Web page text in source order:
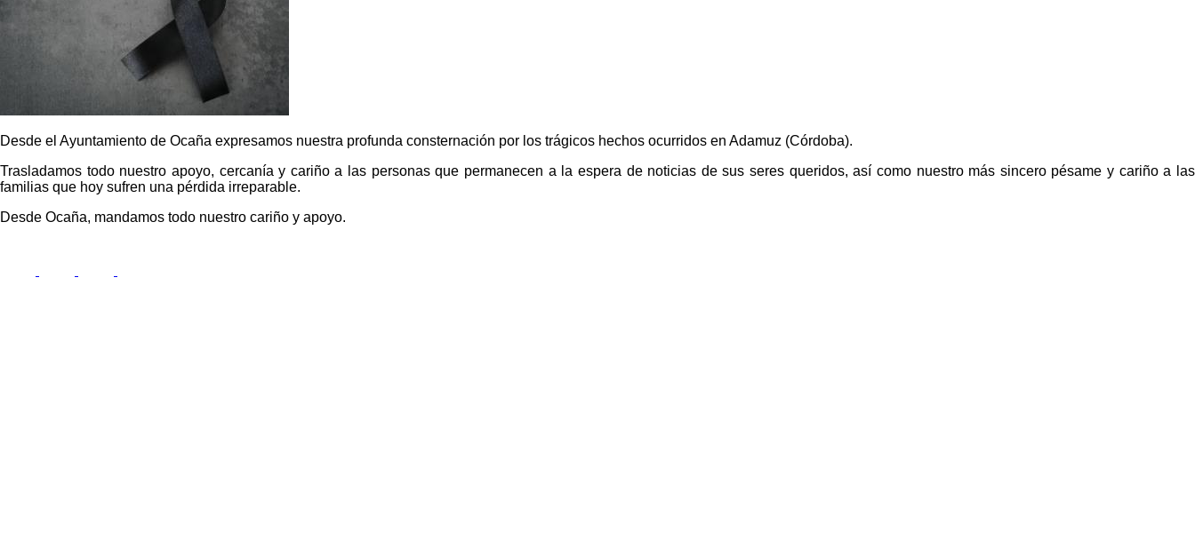
Desde el Ayuntamiento de Ocaña expresamos nuestra profunda consternación por los trágicos hechos ocurridos en Adamuz (Córdoba).
Trasladamos todo nuestro apoyo, cercanía y cariño a las personas que permanecen a la espera de noticias de sus seres queridos, así como nuestro más sincero pésame y cariño a las
familias que hoy sufren una pérdida irreparable.
Desde Ocaña, mandamos todo nuestro cariño y apoyo.